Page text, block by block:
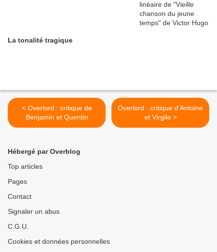
La tonalité tragique
< Overlord : critique de
Benjamin et Quentin
Overlord : critique d'Antoine
et Virgile >
Hébergé par Overblog
Top articles
Pages
Contact
Signaler un abus
C.G.U.
Cookies et données personnelles